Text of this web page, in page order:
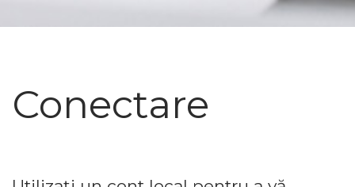
Conectare